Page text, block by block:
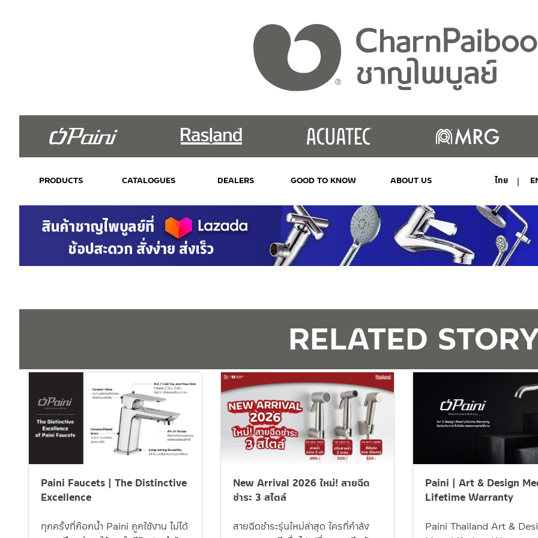
PRODUCTS CATALOGUES DEALERS GOOD TO KNOW ABOUT US ไทย
RELATED
Paini Faucets | The Distinctive
Excellence
ทุกครั้งที่ก๊อกน้ำ Paini ถูกใช้งาน ไม่ได้
New Arrival 2026 ใหม่! สายฉีด
ชำระ 3 สไตล์
สายฉีดชำระรุ่นใหม่ล่าสุด ใครที่กำลัง
Paini | Art & Design
Lifetime Warranty
Paini Thailand Art &